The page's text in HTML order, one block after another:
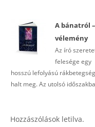
A bánatról –
vélemény
Az író
felesége egy
hosszú lefolyású
halt meg. Az utolsó
Hozzászólások letilva.